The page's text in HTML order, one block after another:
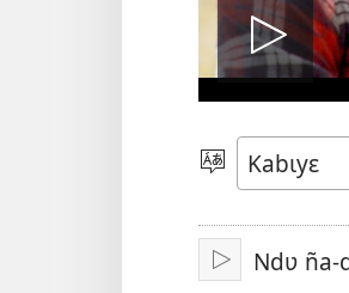
Lɩzɩ
kʋnʋŋ
nakʋyʋ
PɩmaNdʋ